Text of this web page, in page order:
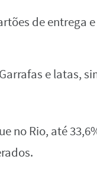
de entrega
Garrafas e latas,
no Rio, até